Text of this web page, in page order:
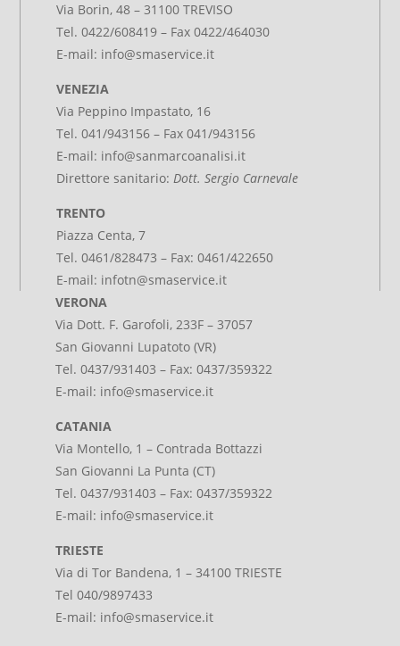
Via Borin, 48 – 31100 TREVISO
Tel.0422/608419 – Fax 0422/464030
E-mail: info@smaservice.it
VENEZIA
Via Peppino Impastato, 16
Tel. 041/943156 – Fax 041/943156
E-mail: info@sanmarcoanalisi.it
Direttore sanitario:Dott. Sergio Carnevale
TRENTO
Piazza Centa, 7
Tel. 0461/828473 – Fax: 0461/422650
E-mail: infotn@smaservice.it
VERONA
Via Dott. F. Garofoli, 233F – 37057
San Giovanni Lupatoto (VR)
Tel. 0437/931403 – Fax: 0437/359322
E-mail: info@smaservice.it
CATANIA
Via Montello, 1 – Contrada Bottazzi
San Giovanni La Punta (CT)
Tel. 0437/931403 – Fax: 0437/359322
E-mail: info@smaservice.it
TRIESTE
Via di Tor Bandena, 1 – 34100 TRIESTE
Tel 040/9897433
E-mail: info@smaservice.it